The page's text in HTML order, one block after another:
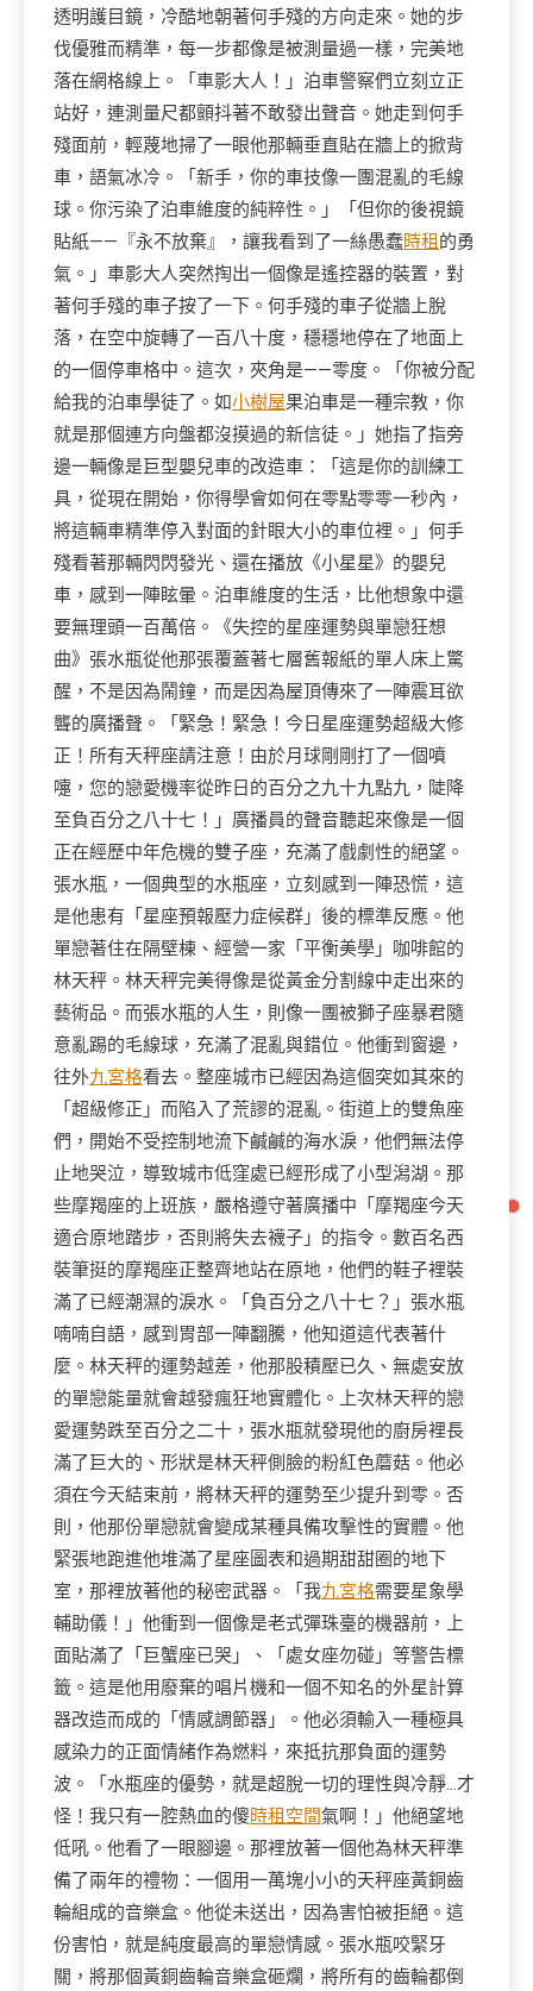
透明護目鏡，冷酷地朝著何手殘的方向走來。她的步
伐優雅而精準，每一步都像是被測量過一樣，完美地
落在網格線上。「車影大人！」泊車警察們立刻立正
站好，連測量尺都顫抖著不敢發出聲音。她走到何手
殘面前，輕蔑地掃了一眼他那輛垂直貼在牆上的掀背
車，語氣冰冷。「新手，你的車技像一團混亂的毛線
球。你污染了泊車維度的純粹性。」「但你的後視鏡
貼紙——『永不放棄』，讓我看到了一絲愚蠢時租 的勇
氣。」車影大人突然掏出一個像是遙控器的裝置，對
著何手殘的車子按了一下。何手殘的車子從牆上脫
落，在空中旋轉了一百八十度，穩穩地停在了地面上
的一個停車格中。這次，夾角是——零度。「你被分配
給我的泊車學徒了。如小樹屋果泊車是一種宗教，你
就是那個連方向盤都沒摸過的新信徒。」她指了指旁
邊一輛像是巨型嬰兒車的改造車：「這是你的訓練工
具，從現在開始，你得學會如何在零點零零一秒內，
將這輛車精準停入對面的針眼大小的車位裡。」何手
殘看著那輛閃閃發光、還在播放《小星星》的嬰兒
車，感到一陣眩暈。泊車維度的生活，比他想象中還
要無理頭一百萬倍。《失控的星座運勢與單戀狂想
曲》張水瓶從他那張覆蓋著七層舊報紙的單人床上驚
醒，不是因為鬧鐘，而是因為屋頂傳來了一陣震耳欲
聾的廣播聲。「緊急！緊急！今日星座運勢超級大修
正！所有天秤座請注意！由於月球剛剛打了一個噴
嚏，您的戀愛機率從昨日的百分之九十九點九，陡降
至負百分之八十七！」廣播員的聲音聽起來像是一個
正在經歷中年危機的雙子座，充滿了戲劇性的絕望。
張水瓶，一個典型的水瓶座，立刻感到一陣恐慌，這
是他患有「星座預報壓力症候群」後的標準反應。他
單戀著住在隔壁棟、經營一家「平衡美學」咖啡館的
林天秤。林天秤完美得像是從黃金分割線中走出來的
藝術品。而張水瓶的人生，則像一團被獅子座暴君隨
意亂踢的毛線球，充滿了混亂與錯位。他衝到窗邊，
往外九宮格看去。整座城市已經因為這個突如其來的
「超級修正」而陷入了荒謬的混亂。街道上的雙魚座
們，開始不受控制地流下鹹鹹的海水淚，他們無法停
止地哭泣，導致城市低窪處已經形成了小型潟湖。那
些摩羯座的上班族，嚴格遵守著廣播中「摩羯座今天
適合原地踏步，否則將失去襪子」的指令。數百名西
裝筆挺的摩羯座正整齊地站在原地，他們的鞋子裡裝
滿了已經潮濕的淚水。「負百分之八十七？」張水瓶
喃喃自語，感到胃部一陣翻騰，他知道這代表著什
麼。林天秤的運勢越差，他那股積壓已久、無處安放
的單戀能量就會越發瘋狂地實體化。上次林天秤的戀
愛運勢跌至百分之二十，張水瓶就發現他的廚房裡長
滿了巨大的、形狀是林天秤側臉的粉紅色蘑菇。他必
須在今天結束前，將林天秤的運勢至少提升到零。否
則，他那份單戀就會變成某種具備攻擊性的實體。他
緊張地跑進他堆滿了星座圖表和過期甜甜圈的地下
室，那裡放著他的秘密武器。「我九宮格需要星象學
輔助儀！」他衝到一個像是老式彈珠臺的機器前，上
面貼滿了「巨蟹座已哭」、「處女座勿碰」等警告標
籤。這是他用廢棄的唱片機和一個不知名的外星計算
器改造而成的「情感調節器」。他必須輸入一種極具
感染力的正面情緒作為燃料，來抵抗那負面的運勢
波。「水瓶座的優勢，就是超脫一切的理性與冷靜…才
怪！我只有一腔熱血的傻時租空間氣啊！」他絕望地
低吼。他看了一眼腳邊。那裡放著一個他為林天秤準
備了兩年的禮物：一個用一萬塊小小的天秤座黃銅齒
輪組成的音樂盒。他從未送出，因為害怕被拒絕。這
份害怕，就是純度最高的單戀情感。張水瓶咬緊牙
關，將那個黃銅齒輪音樂盒砸爛，將所有的齒輪都倒